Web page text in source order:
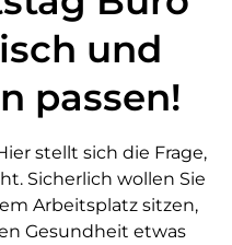
und
passen!
stellt sich die Frage,
Sicherlich wollen Sie
Arbeitsplatz sitzen,
Gesundheit etwas